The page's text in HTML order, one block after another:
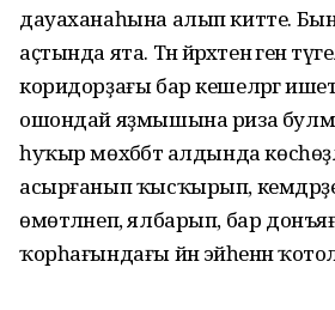
дауаханаһына алып китте.
аҫтында ята. Тән йәрәхәтенә генә
коридорҙағы бар кешеләргә
ошондай яҙмышына риза
һуҡыр мөхәббәт алдында
асырғанып ҡысҡырып,
өмөтләнеп, ялбарып, бар
ҡорһағындағы йән эйәһенән